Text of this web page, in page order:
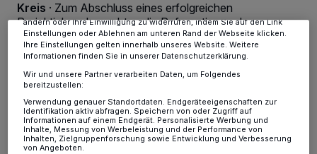
Kreis · Zum Abschluss eines erfolgreichen
Projektjahres besuchten die Referentinnen der
Elternseminare und Elternbegleitungen des
Kreisintegrationszentrums Mettmann die Ausstellung
„MAMA – von Maria bis Merkel“ im Düsseldorfer
Kunstpalast. Die Ausstellung bietet zahlreiche Ideen
wie auch nachdenkliche Art.
dieses Menü jederzeit wieder aufrufen, um Ihre Einstellungen zu
ändern oder Ihre Einwilligung zu widerrufen, indem Sie auf den Link
Einstellungen oder Ablehnen am unteren Rand der Webseite klicken.
Ihre Einstellungen gelten innerhalb unseres Website. Weitere
Informationen finden Sie in unserer Datenschutzerklärung.
Wir und unsere Partner verarbeiten Daten, um Folgendes
bereitzustellen:
Verwendung genauer Standortdaten. Endgeräteeigenschaften zur
Identifikation aktiv abfragen. Speichern von oder Zugriff auf
Informationen auf einem Endgerät. Personalisierte Werbung und
Inhalte, Messung von Werbeleistung und der Performance von
Inhalten, Zielgruppenforschung sowie Entwicklung und Verbesserung
von Angeboten.